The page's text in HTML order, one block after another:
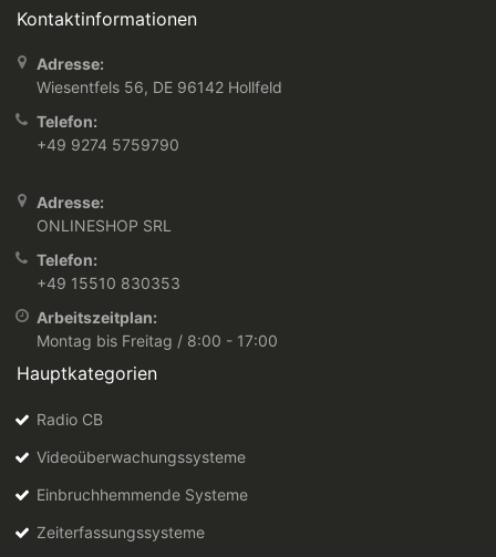
Kontaktinformationen
Adresse:
Wiesentfels 56, DE 96142 Hollfeld
Telefon:
+49 9274 5759790
Adresse:
ONLINESHOP SRL
Telefon:
+49 15510 830353
Arbeitszeitplan:
Montag bis Freitag / 8:00 - 17:00
Hauptkategorien
Radio CB
Videoüberwachungssysteme
Einbruchhemmende Systeme
Zeiterfassungssysteme